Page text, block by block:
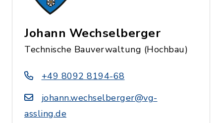
Johann Wechselberger
Technische Bauverwaltung (Hochbau)
+49 8092 8194-68
johann.wechselberger@vg-
assling.de